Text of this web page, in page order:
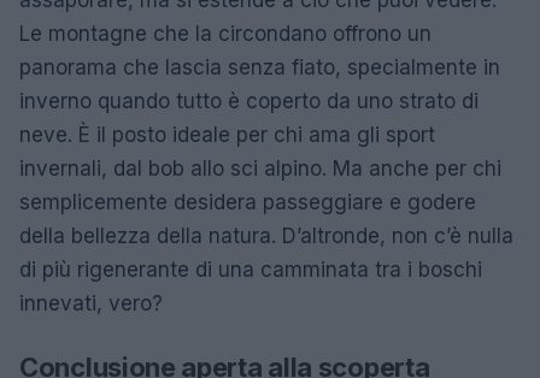
Le montagne che la circondano offrono un
panorama che lascia senza fiato, specialmente in
inverno quando tutto è coperto da uno strato di
neve. È il posto ideale per chi ama gli sport
invernali, dal bob allo sci alpino. Ma anche per chi
semplicemente desidera passeggiare e godere
della bellezza della natura. D’altronde, non c’è nulla
di più rigenerante di una camminata tra i boschi
innevati, vero?
Conclusione aperta alla scoperta